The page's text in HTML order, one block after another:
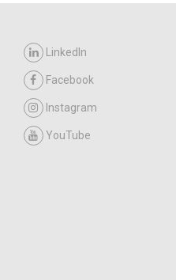
LinkedIn
Facebook
Instagram
YouTube